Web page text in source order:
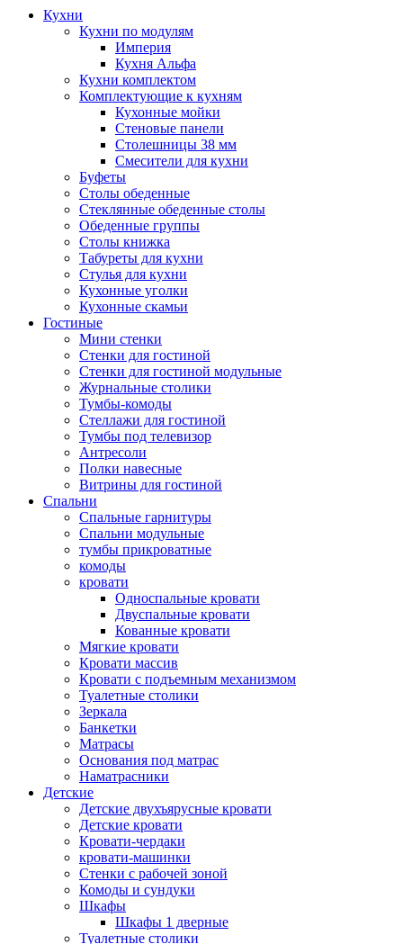
Кухни
Кухни по модулям
Империя
Кухня Альфа
Кухни комплектом
Комплектующие к кухням
Кухонные мойки
Стеновые панели
Столешницы 38 мм
Смесители для кухни
Буфеты
Столы обеденные
Стеклянные обеденные столы
Обеденные группы
Столы книжка
Табуреты для кухни
Стулья для кухни
Кухонные уголки
Кухонные скамьи
Гостиные
Мини стенки
Стенки для гостиной
Стенки для гостиной модульные
Журнальные столики
Тумбы-комоды
Стеллажи для гостиной
Тумбы под телевизор
Антресоли
Полки навесные
Витрины для гостиной
Спальни
Спальные гарнитуры
Спальни модульные
тумбы прикроватные
комоды
кровати
Односпальные кровати
Двуспальные кровати
Кованные кровати
Мягкие кровати
Кровати массив
Кровати с подъемным механизмом
Туалетные столики
Зеркала
Банкетки
Матрасы
Основания под матрас
Наматрасники
Детские
Детские двухъярусные кровати
Детские кровати
Кровати-чердаки
кровати-машинки
Стенки с рабочей зоной
Комоды и сундуки
Шкафы
Шкафы 1 дверные
Туалетные столики